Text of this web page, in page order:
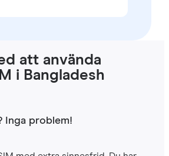
att använda
i Bangladesh
Inga problem!